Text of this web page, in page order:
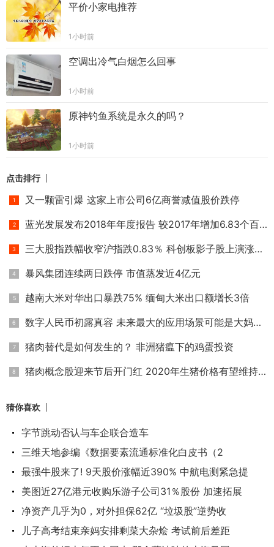
平价小家电推荐
1小时前
空调出冷气白烟怎么回事
1小时前
原神钓鱼系统是永久的吗？
1小时前
点击排行
又一颗雷引爆 这家上市公司6亿商誉减值股价跌停
蓝光发展发布2018年年度报告 较2017年增加6.83个百分点
三大股指跌幅收窄沪指跌0.83％ 科创板影子股上演涨停潮
暴风集团连续两日跌停 市值蒸发近4亿元
越南大米对华出口暴跌75% 缅甸大米出口额增长3倍
数字人民币初露真容 未来最大的应用场景可能是大妈买菜
猪肉替代是如何发生的？ 非洲猪瘟下的鸡蛋投资
猪肉概念股迎来节后开门红 2020年生猪价格有望维持高位
猜你喜欢
字节跳动否认与车企联合造车
三维天地参编《数据要素流通标准化白皮书（2
最强牛股来了! 9天股价涨幅近390% 中航电测紧急提
美图近27亿港元收购乐游子公司31％股份 加速拓展
净资产几乎为0，对外担保62亿 “垃圾股”逆势收
儿子高考结束亲妈安排剩菜大杂烩 考试前后差距